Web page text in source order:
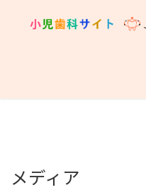
メディア